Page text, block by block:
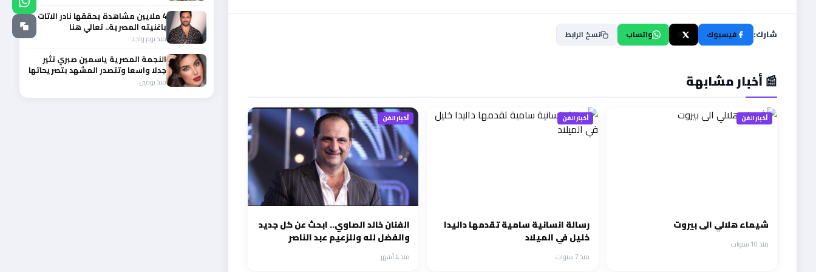
شارك: فيسبوك واتساب نسخ الرابط
📰 أخبار مشابهة
أخبار الفن
شيماء هلالي الى بيروت
منذ 10 سنوات
أخبار الفن
رسالة انسانية سامية تقدمها داليدا
خليل في الميلاد
منذ 7 سنوات
أخبار الفن
الفنان خالد الصاوي.. ابحث عن كل جديد
والفضل لله وللزعيم عبد الناصر
منذ 4 أشهر
4 ملايين مشاهدة يحققها نادر الاتات
باغنيته المصرية.. تعالي هنا
منذ يوم واحد
النجمة المصرية ياسمين صبري تثير
جدلا واسعا وتتصدر المشهد بتصريحاتها
الأخيرة
منذ يومين